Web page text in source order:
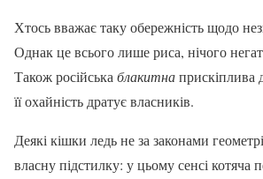
Хтось вважає таку обережність щодо
Однак це всього лише риса, нічого
Також російськаблакитнаприскіплива
її охайність дратує власників.
Деякі кішки ледь не за законами
власну підстилку: у цьому сенсі котяча